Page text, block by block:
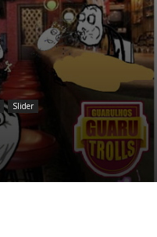
Slider